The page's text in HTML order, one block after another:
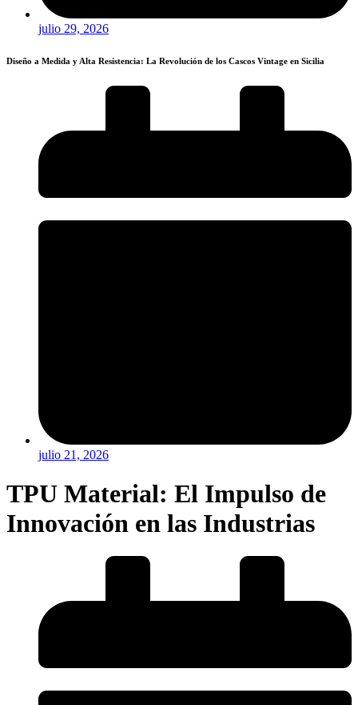
julio 29, 2026
Diseño a Medida y Alta Resistencia: La Revolución de los Cascos Vintage en Sicilia
julio 21, 2026
TPU Material: El Impulso de
Innovación en las Industrias